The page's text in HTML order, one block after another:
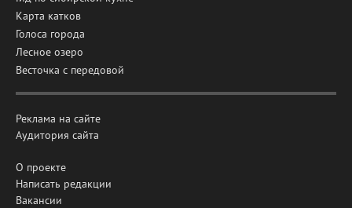
Карта катков
Голоса города
Лесное озеро
Весточка с передовой
Реклама на сайте
Аудитория сайта
О проекте
Написать редакции
Вакансии